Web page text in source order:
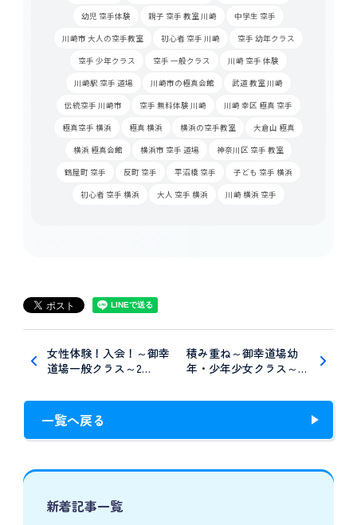
幼児 空手体験
親子 空手 教室 川崎
中学生 空手
川崎市 大人の空手教室
初心者 空手 川崎
空手 幼年クラス
空手 少年クラス
空手 一般クラス
川崎 空手 体験
川崎駅 空手 道場
川崎市の極真会館
武道 教室 川崎
伝統空手 川崎市
空手 無料体験 川崎
川崎 幸区 極真 空手
極真空手 横浜
極真 横浜 横浜の空手教室
大倉山 極真
横浜 極真会館
横浜市 空手 道場
神奈川区 空手 教室
鶴屋町 空手
反町 空手 平沼橋 空手
子ども 空手 横浜
初心者 空手 横浜
大人 空手 横浜 川崎 横浜 空手
女性体験！入会！～御幸
道場一般クラス～2…
積み重ね～御幸道場幼
年・少年少女クラス～…
一覧へ戻る
新着記事一覧